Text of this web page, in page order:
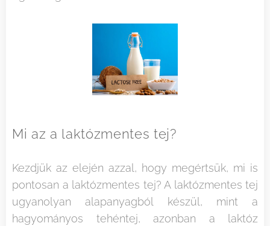
Mi az a laktózmentes tej?
Kezdjük az elején azzal, hogy megértsük, mi is
pontosan a laktózmentes tej? A laktózmentes tej
ugyanolyan alapanyagból készül, mint a
hagyományos tehéntej, azonban a laktóz